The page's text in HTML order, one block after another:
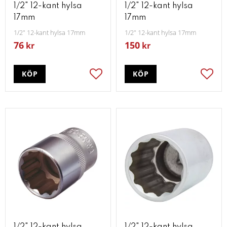
1/2" 12-kant hylsa
17mm
1/2" 12-kant hylsa 17mm
76 kr
Lägg till i favoriter
KÖP
1/2" 12-kant hylsa
17mm
1/2" 12-kant hylsa 17mm
150 kr
KÖP